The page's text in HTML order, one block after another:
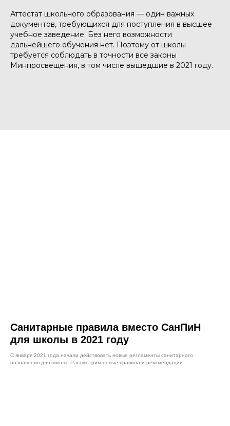
Аттестат школьного образования — один важных
документов, требующихся для поступления в высшее
учебное заведение. Без него возможности
дальнейшего обучения нет. Поэтому от школы
требуется соблюдать в точности все законы
Минпросвещения, в том числе вышедшие в 2021 году.
Санитарные правила вместо СанПиН
для школы в 2021 году
С января 2021 года начали действовать новые регламенты санитарного
назначения для школы. Рассмотрим новые правила и рекомендации.